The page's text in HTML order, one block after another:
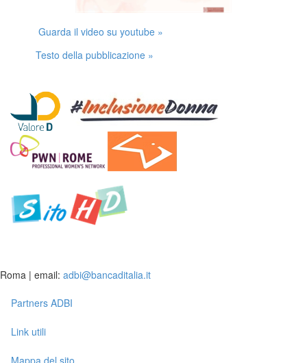
Guarda il video su youtube »
Testo della pubblicazione »
Roma | email: adbi@bancaditalia.it
Partners ADBI
Link utili